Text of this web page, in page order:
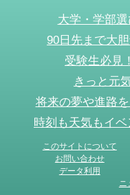
大学・学部
90日先まで大
受験生必見
きっと元
将来の夢や進路
時刻も天気もイ
このサイトについて
お問い合わせ
データ利用
ニ